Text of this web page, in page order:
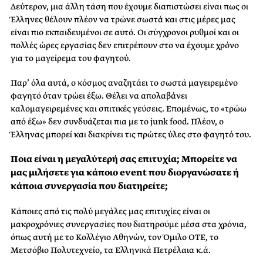
Δεύτερον, μια άλλη τάση που έχουμε διαπιστώσει είναι πως οι
Έλληνες θέλουν πλέον να τρώνε σωστά και στις μέρες μας
είναι πιο εκπαιδευμένοι σε αυτό. Οι σύγχρονοι ρυθμοί και οι
πολλές ώρες εργασίας δεν επιτρέπουν στο να έχουμε χρόνο
για το μαγείρεμα του φαγητού.
Παρ’ όλα αυτά, ο κόσμος αναζητάει το σωστά μαγειρεμένο
φαγητό όταν τρώει έξω. Θέλει να απολαβάνει
καλομαγειρεμένες και σπιτικές γεύσεις. Επομένως, το «τρώω
από έξω» δεν συνδυάζεται πια με το junk food. Πλέον, ο
Έλληνας μπορεί και διακρίνει τις πρώτες ύλες στο φαγητό του.
Ποια είναι η μεγαλύτερή σας επιτυχία; Μπορείτε να
μας μιλήσετε για κάποιο event που διοργανώσατε ή
κάποια συνεργασία που διατηρείτε;
Κάποιες από τις πολύ μεγάλες μας επιτυχίες είναι οι
μακροχρόνιες συνεργασίες που διατηρούμε μέσα στα χρόνια,
όπως αυτή με το Κολλέγιο Αθηνών, τον Όμιλο ΟΤΕ, το
Μετσόβιο Πολυτεχνείο, τα Ελληνικά Πετρέλαια κ.ά.